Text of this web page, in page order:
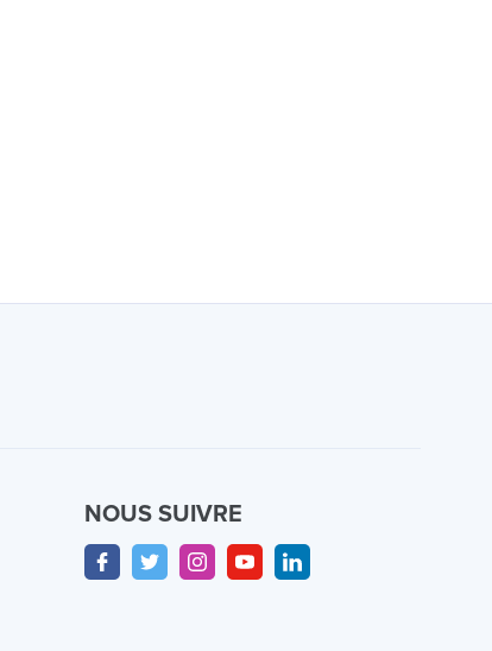
NOUS SUIVRE